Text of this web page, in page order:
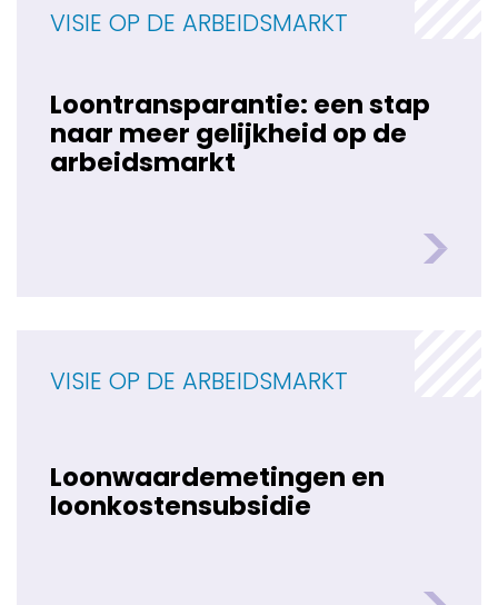
VISIE OP DE ARBEIDSMARKT
Loontransparantie: een stap
naar meer gelijkheid op de
arbeidsmarkt
VISIE OP DE ARBEIDSMARKT
Loonwaardemetingen en
loonkostensubsidie